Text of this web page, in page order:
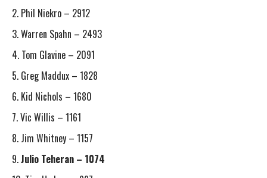
Phil Niekro – 2912
Warren Spahn – 2493
Tom Glavine – 2091
Greg Maddux – 1828
Kid Nichols – 1680
Vic Willis – 1161
Jim Whitney – 1157
Julio Teheran – 1074